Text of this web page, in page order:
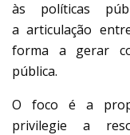
às políticas
a articulação
forma a gerar
pública.
O foco é a
privilegie a